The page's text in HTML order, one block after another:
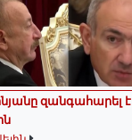
զանգահարել է